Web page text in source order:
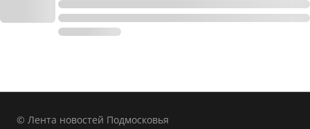
© Лента новостей Подмосковья